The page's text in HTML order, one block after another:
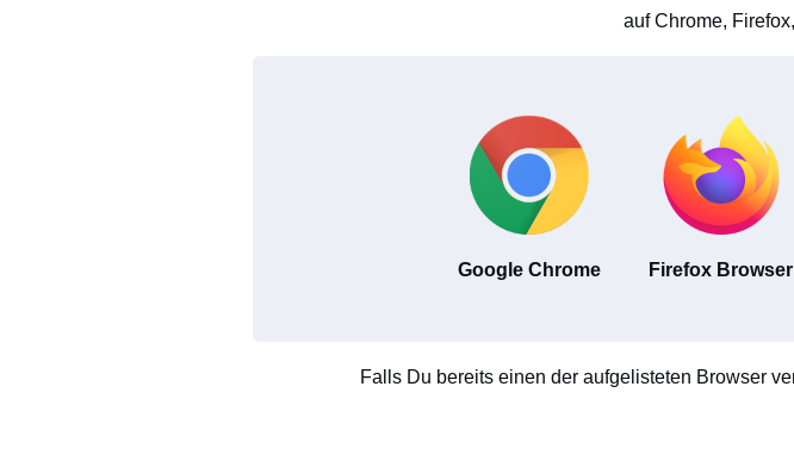
auf Chrome,
Google Chrome Firefox Browser
Falls Du bereits einen der aufgelisteten Browser